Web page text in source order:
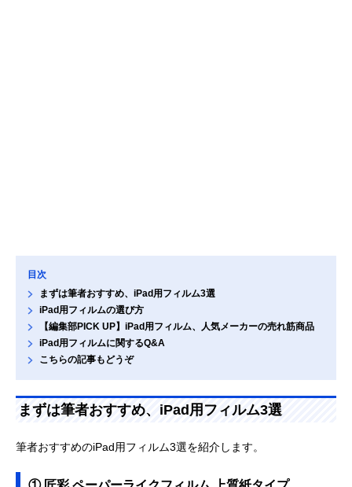
目次
まずは筆者おすすめ、iPad用フィルム3選
iPad用フィルムの選び方
【編集部PICK UP】iPad用フィルム、人気メーカーの売れ筋商品
iPad用フィルムに関するQ&A
こちらの記事もどうぞ
まずは筆者おすすめ、iPad用フィルム3選
筆者おすすめのiPad用フィルム3選を紹介します。